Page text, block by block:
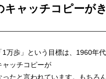
キャッチコピーが
1万歩」という目標は、1960年
ャッチコピーが
ったと言われています。もちろ